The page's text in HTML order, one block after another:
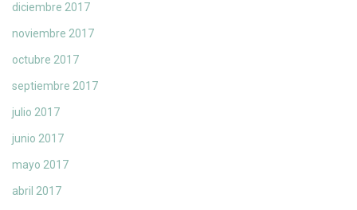
diciembre 2017
noviembre 2017
octubre 2017
septiembre 2017
julio 2017
junio 2017
mayo 2017
abril 2017